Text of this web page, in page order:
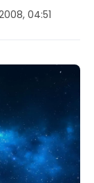
04:51